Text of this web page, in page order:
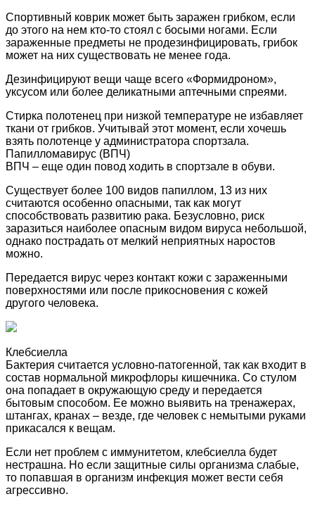
Спортивный коврик может быть заражен грибком, если
до этого на нем кто-то стоял с босыми ногами. Если
зараженные предметы не продезинфицировать, грибок
может на них существовать не менее года.
Дезинфицируют вещи чаще всего «Формидроном»,
уксусом или более деликатными аптечными спреями.
Стирка полотенец при низкой температуре не избавляет
ткани от грибков. Учитывай этот момент, если хочешь
взять полотенце у администратора спортзала.
Папилломавирус (ВПЧ)
ВПЧ – еще один повод ходить в спортзале в обуви.
Существует более 100 видов папиллом, 13 из них
считаются особенно опасными, так как могут
способствовать развитию рака. Безусловно, риск
заразиться наиболее опасным видом вируса небольшой,
однако пострадать от мелкий неприятных наростов
можно.
Передается вирус через контакт кожи с зараженными
поверхностями или после прикосновения с кожей
другого человека.
Клебсиелла
Бактерия считается условно-патогенной, так как входит в
состав нормальной микрофлоры кишечника. Со стулом
она попадает в окружающую среду и передается
бытовым способом. Ее можно выявить на тренажерах,
штангах, кранах – везде, где человек с немытыми руками
прикасался к вещам.
Если нет проблем с иммунитетом, клебсиелла будет
нестрашна. Но если защитные силы организма слабые,
то попавшая в организм инфекция может вести себя
агрессивно.